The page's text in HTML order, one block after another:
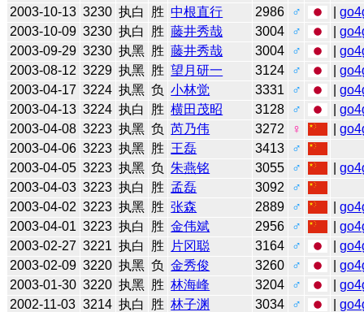
2003-10-13 3230 执白 胜 中根直行 2986 ♂ |
2003-10-09 3230 执白 胜 藤井秀哉 3004 ♂ |
2003-09-29 3230 执黑 胜 藤井秀哉 3004 ♂ |
2003-08-12 3229 执黑 胜 望月研一 3124 ♂ |
2003-04-17 3224 执黑 负 小林觉 3331 ♂ |
2003-04-13 3224 执白 胜 横田茂昭 3128 ♂ |
2003-04-08 3223 执黑 负 芮乃伟 3272 ♀ |
2003-04-06 3223 执黑 胜 王磊 3413
♂
2003-04-05 3223 执黑 负 朱燕铭 3055 ♂ |
2003-04-03 3223 执白 胜 孟磊 3092
♂
2003-04-02 3223 执黑 胜 张森 2889 ♂ |
2003-04-01 3223 执白 胜 金伟斌 2956 ♂ |
2003-02-27 3221 执白 胜 片冈聪 3164 ♂ |
2003-02-09 3220 执黑 负 金秀俊 3260 ♂ |
2003-01-30 3220 执黑 胜 林海峰 3204 ♂ |
2002-11-03 3214 执白 胜 林子渊 3034 ♂ |